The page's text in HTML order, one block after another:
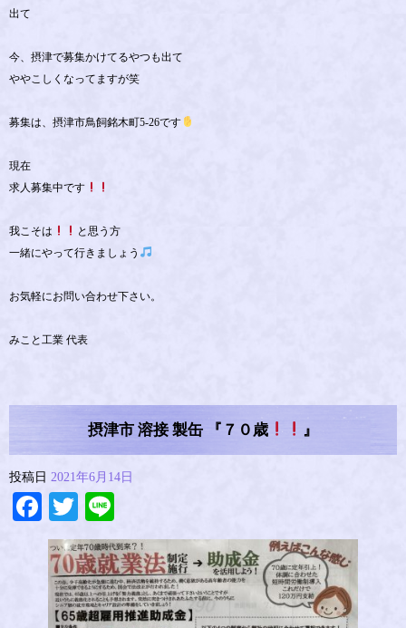
出て
今、摂津で募集かけてるやつも出て
ややこしくなってますが笑
募集は、摂津市鳥飼銘木町5-26です
現在
求人募集中です
我こそは
と思う方
一緒にやって行きましょう
お気軽にお問い合わせ下さい。
みこと工業 代表
摂津市 溶接 製缶 『７０歳 』
投稿日 2021年6月14日
Facebook
Twitter